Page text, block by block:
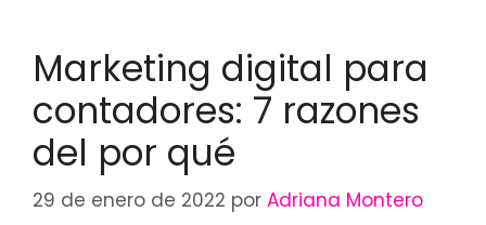
Marketing digital para
contadores: 7 razones
del por qué
29 de enero de 2022 por Adriana Montero